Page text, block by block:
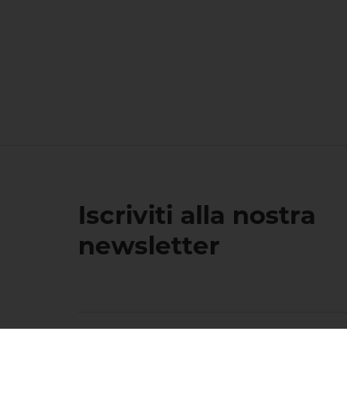
Iscriviti alla nostra
newsletter